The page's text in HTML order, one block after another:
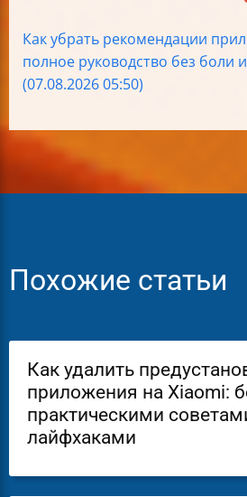
Как убрать рекомендации
полное руководство без боли
(07.08.2026 05:50)
Похожие статьи
Как удалить
приложения на Xiaomi:
практическими
лайфхаками